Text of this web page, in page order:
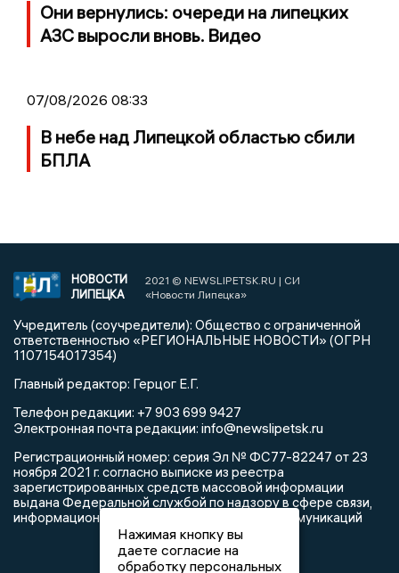
Они вернулись: очереди на липецких
АЗС выросли вновь. Видео
07/08/2026 08:33
В небе над Липецкой областью сбили
БПЛА
НОВОСТИ
ЛИПЕЦКА
2021 © NEWSLIPETSK.RU | СИ
«Новости Липецка»
Учредитель (соучредители): Общество с ограниченной
ответственностью «РЕГИОНАЛЬНЫЕ НОВОСТИ» (ОГРН
1107154017354)
Главный редактор: Герцог Е.Г.
Телефон редакции: +7 903 699 9427
Электронная почта редакции: info@newslipetsk.ru
Регистрационный номер: серия Эл № ФС77-82247 от 23
ноября 2021 г. согласно выписке из реестра
зарегистрированных средств массовой информации
выдана Федеральной службой по надзору в сфере связи,
информационных технологий и массовых коммуникаций
Нажимая кнопку вы
даете согласие на
обработку персональных